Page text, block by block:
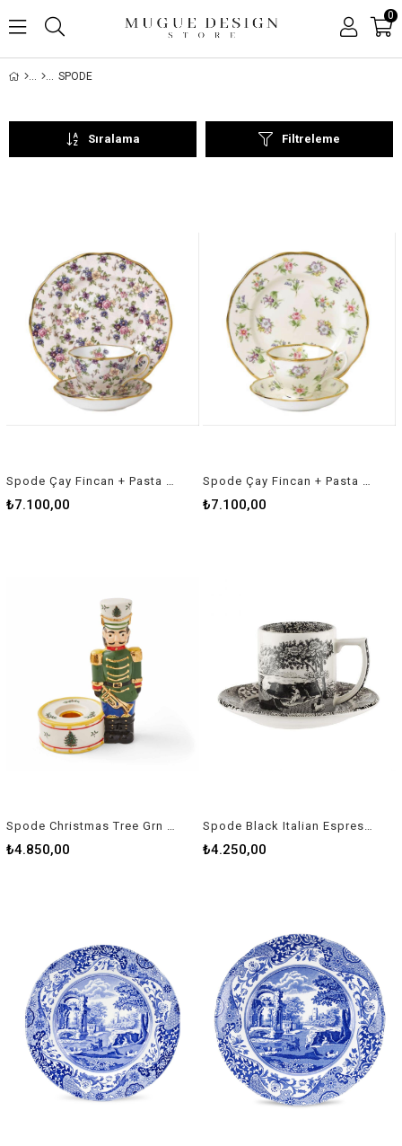
0
SPODE
Filtreleme
Sıralama
₺7.100,00 ₺7.100,00
Spode Christmas Tree Grn Nutcracker Candleholder
₺4.850,00
Spode Black Italian Espresso Fincanı Rw Bkı 04030
₺4.250,00